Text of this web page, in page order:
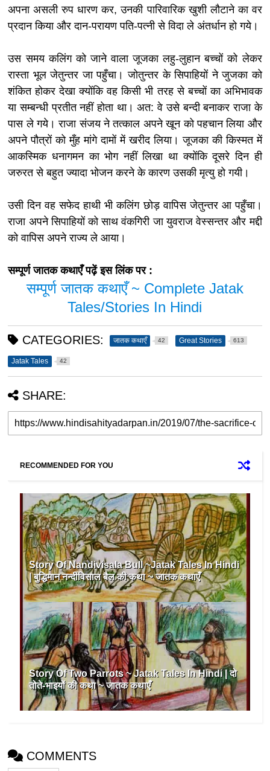
अपना असली रुप धारण कर, उनकी पारिवारिक खुशी लौटाने का वर
प्रदान किया और दान-परायण पति-पत्नी से विदा ले अंतर्धान हो गये।
उस समय कलिंग को जाने वाला जूजका लहु-लुहान बच्चों को लेकर
रास्ता भूल जेतुन्तर जा पहुँचा। जोतुन्तर के सिपाहियों ने जुजका को
शंकित होकर देखा क्योंकि वह किसी भी तरह से बच्चों का अभिभावक
या सम्बन्धी प्रतीत नहीं होता था। अत: वे उसे बन्दी बनाकर राजा के
पास ले गये। राजा संजय ने तत्काल अपने खून को पहचान लिया और
अपने पौत्रों को मुँह मांगे दामों में खरीद लिया। जूजका की किस्मत में
आकस्मिक धनागमन का भोग नहीं लिखा था क्योंकि दूसरे दिन ही
जरुरत से बहुत ज्यादा भोजन करने के कारण उसकी मृत्यु हो गयी।
उसी दिन वह सफेद हाथी भी कलिंग छोड़ वापिस जेतुन्तर आ पहुँचा।
राजा अपने सिपाहियों को साथ वंकगिरी जा युवराज वेस्सन्तर और मद्दी
को वापिस अपने राज्य ले आया।
सम्पूर्ण जातक कथाएँ पढ़ें इस लिंक पर :
सम्पूर्ण जातक कथाएँ ~ Complete Jatak
Tales/Stories In Hindi
CATEGORIES: जातक कथाएँ 42 Great Stories 613
Jatak Tales 42
SHARE:
RECOMMENDED FOR YOU
Story Of Nandivisala Bull ~Jatak Tales In Hindi
| बुद्धिमान नन्दीविसाल बैल की कथा ~ जातक कथाएँ
Story Of Two Parrots ~ Jatak Tales In Hindi | दो
तोते-भाइयों की कथा ~ जातक कथाएँ
COMMENTS